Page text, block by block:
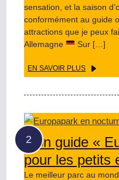
sensation, et la saison
conformément au guide
attractions que je peux
Allemagne
Sur […]
EN SAVOIR PLUS
Mon guide «
pour les petits
Le meilleur parc au